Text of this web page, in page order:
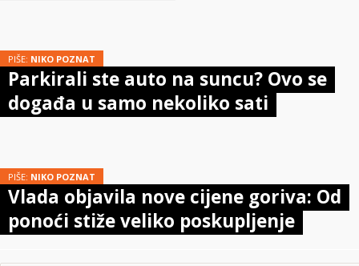
PIŠE: NIKO POZNAT
Parkirali ste auto na suncu? Ovo se
događa u samo nekoliko sati
PIŠE: NIKO POZNAT
Vlada objavila nove cijene goriva: Od
ponoći stiže veliko poskupljenje